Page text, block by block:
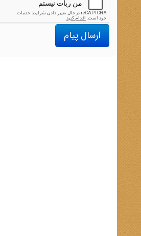
ارسال پیام